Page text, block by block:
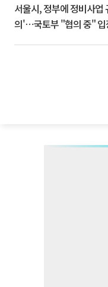
서울시, 정부에 정비사업
의'⋯국토부 "협의 중" 입